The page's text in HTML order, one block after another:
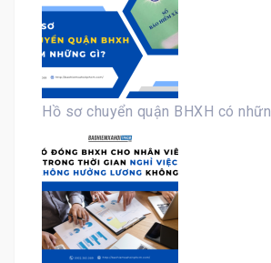
Hồ sơ chuyển quận BHXH có